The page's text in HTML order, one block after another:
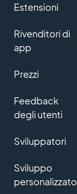
Estensioni
Rivenditori di
app
Prezzi
Feedback
degli utenti
Sviluppatori
Sviluppo
personalizzato